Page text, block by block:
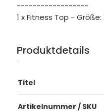
------------------
1 x Fitness Top - Größe:
Produktdetails
Titel
Artikelnummer / SKU